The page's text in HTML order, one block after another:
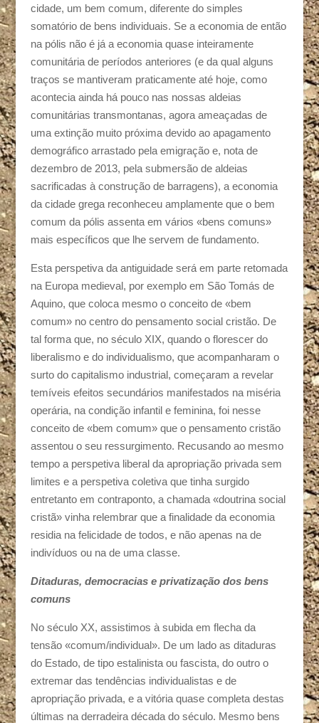
cidade, um bem comum, diferente do simples
somatório de bens individuais. Se a economia de então
na pólis não é já a economia quase inteiramente
comunitária de períodos anteriores (e da qual alguns
traços se mantiveram praticamente até hoje, como
acontecia ainda há pouco nas nossas aldeias
comunitárias transmontanas, agora ameaçadas de
uma extinção muito próxima devido ao apagamento
demográfico arrastado pela emigração e, nota de
dezembro de 2013, pela submersão de aldeias
sacrificadas à construção de barragens), a economia
da cidade grega reconheceu amplamente que o bem
comum da pólis assenta em vários «bens comuns»
mais específicos que lhe servem de fundamento.
Esta perspetiva da antiguidade será em parte retomada
na Europa medieval, por exemplo em São Tomás de
Aquino, que coloca mesmo o conceito de «bem
comum» no centro do pensamento social cristão. De
tal forma que, no século XIX, quando o florescer do
liberalismo e do individualismo, que acompanharam o
surto do capitalismo industrial, começaram a revelar
temíveis efeitos secundários manifestados na miséria
operária, na condição infantil e feminina, foi nesse
conceito de «bem comum» que o pensamento cristão
assentou o seu ressurgimento. Recusando ao mesmo
tempo a perspetiva liberal da apropriação privada sem
limites e a perspetiva coletiva que tinha surgido
entretanto em contraponto, a chamada «doutrina social
cristã» vinha relembrar que a finalidade da economia
residia na felicidade de todos, e não apenas na de
indivíduos ou na de uma classe.
Ditaduras, democracias e privatização dos bens
comuns
No século XX, assistimos à subida em flecha da
tensão «comum/individual». De um lado as ditaduras
do Estado, de tipo estalinista ou fascista, do outro o
extremar das tendências individualistas e de
apropriação privada, e a vitória quase completa destas
últimas na derradeira década do século. Mesmo bens